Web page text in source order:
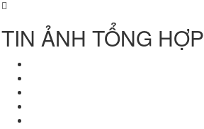
TIN ẢNH TỔNG HỢP